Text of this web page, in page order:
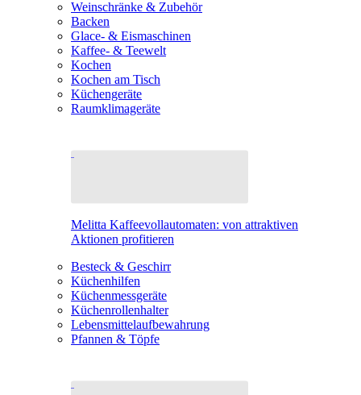
Weinschränke & Zubehör
Backen
Glace- & Eismaschinen
Kaffee- & Teewelt
Kochen
Kochen am Tisch
Küchengeräte
Raumklimageräte
Melitta Kaffeevollautomaten: von attraktiven
Aktionen profitieren
Besteck & Geschirr
Küchenhilfen
Küchenmessgeräte
Küchenrollenhalter
Lebensmittelaufbewahrung
Pfannen & Töpfe